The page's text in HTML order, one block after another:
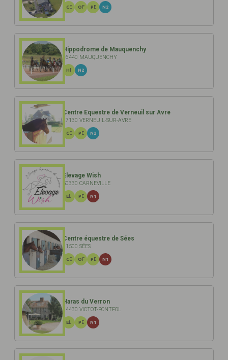
CE OF PE N2
Hippodrome de Mauquenchy
76440 MAUQUENCHY
N2
Centre Equestre de Verneuil sur Avre
27130 VERNEUIL-SUR-AVRE
CE PE N2
Elevage Wish
50330 CARNEVILLE
EL PE N1
Centre équestre de Sées
61500 SÉES
CE OF PE N1
Haras du Verron
14430 VICTOT-PONTFOL
EL PE N1